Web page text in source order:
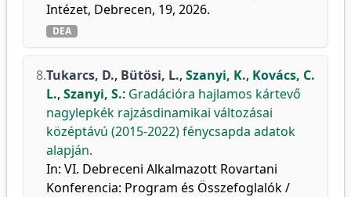
Intézet, Debrecen, 19, 2026.
DEA
8.Tukarcs, D., Bütösi, L., Szanyi, K., Kovács, C.
L., Szanyi, S.: Gradációra hajlamos kártevő
nagylepkék rajzásdinamikai változásai
középtávú (2015-2022) fénycsapda adatok
alapján.
In: VI. Debreceni Alkalmazott Rovartani
Konferencia: Program és Összefoglalók /